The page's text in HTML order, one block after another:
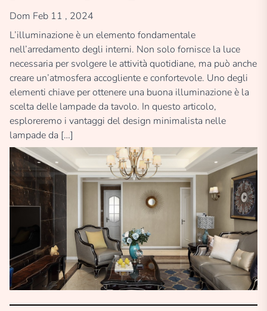
Dom Feb 11 , 2024
L’illuminazione è un elemento fondamentale
nell’arredamento degli interni. Non solo fornisce la luce
necessaria per svolgere le attività quotidiane, ma può anche
creare un’atmosfera accogliente e confortevole. Uno degli
elementi chiave per ottenere una buona illuminazione è la
scelta delle lampade da tavolo. In questo articolo,
esploreremo i vantaggi del design minimalista nelle
lampade da […]